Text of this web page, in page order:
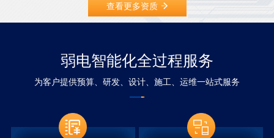
查看更多资质
弱电智能化全过程服务
为客户提供预算、研发、设计、施工、运维一站式服务